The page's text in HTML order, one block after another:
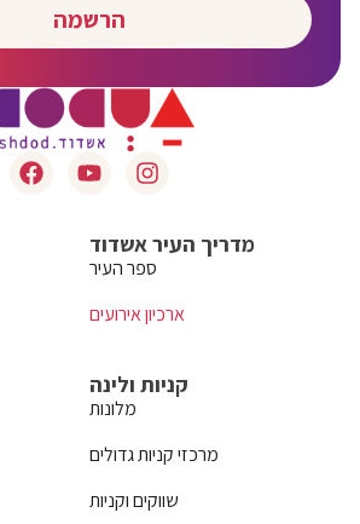
הרשמה
מדריך העיר אשדוד
ספר העיר
ארכיון אירועים
קניות ולינה
מלונות
מרכזי קניות גדולים
שווקים וקניות